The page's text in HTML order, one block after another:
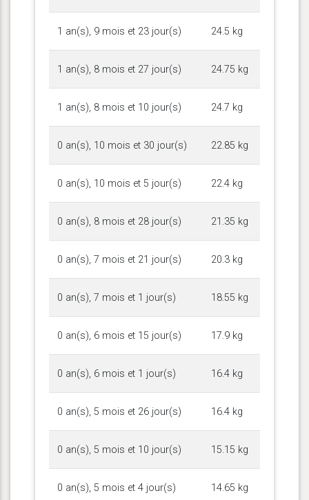
1 an(s), 9 mois et 23 jour(s) 24.5 kg
1 an(s), 8 mois et 27 jour(s) 24.75 kg
1 an(s), 8 mois et 10 jour(s) 24.7 kg
0 an(s), 10 mois et 30 jour(s) 22.85 kg
0 an(s), 10 mois et 5 jour(s) 22.4 kg
0 an(s), 8 mois et 28 jour(s) 21.35 kg
0 an(s), 7 mois et 21 jour(s) 20.3 kg
0 an(s), 7 mois et 1 jour(s) 18.55 kg
0 an(s), 6 mois et 15 jour(s) 17.9 kg
0 an(s), 6 mois et 1 jour(s) 16.4 kg
0 an(s), 5 mois et 26 jour(s) 16.4 kg
0 an(s), 5 mois et 10 jour(s) 15.15 kg
0 an(s), 5 mois et 4 jour(s) 14.65 kg